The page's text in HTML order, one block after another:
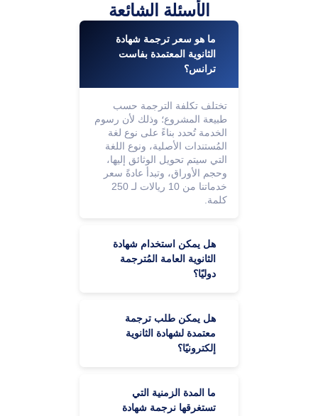
الأسئلة الشائعة
ما هو سعر ترجمة شهادة
الثانوية المعتمدة بفاست
ترانس؟
تختلف تكلفة الترجمة حسب
طبيعة المشروع؛ وذلك لأن رسوم
الخدمة تُحدد بناءً على نوع لغة
المُستندات الأصلية، ونوع اللغة
التي سيتم تحويل الوثائق إليها،
وحجم الأوراق، وتبدأ عادةً سعر
خدماتنا من 10 ريالات لـ 250
كلمة.
هل يمكن استخدام شهادة
الثانوية العامة المُترجمة
دوليًا؟
هل يمكن طلب ترجمة
معتمدة لشهادة الثانوية
إلكترونيًا؟
ما المدة الزمنية التي
تستغرقها نرجمة شهادة